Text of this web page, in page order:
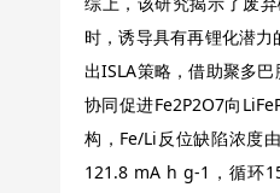
时，诱导具有再锂化潜
出ISLA策略，借助聚多
协同促进Fe2P2O7向
构，Fe/Li反位缺陷浓度
121.8 mA h g-1，循环